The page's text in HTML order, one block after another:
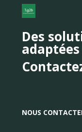
Des
adaptées
NOUS